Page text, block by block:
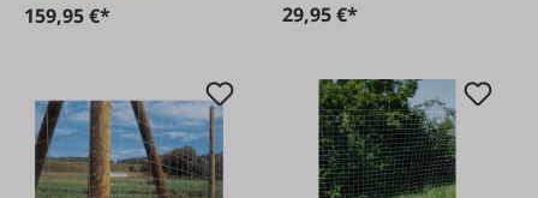
159,95 €* 29,95 €*